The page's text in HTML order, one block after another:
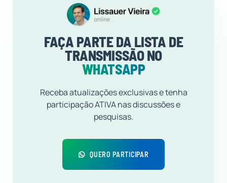
FAÇA PARTE DA LISTA DE
TRANSMISSÃO NO
WHATSAPP
Receba atualizações exclusivas e tenha
participação ATIVA nas discussões e
pesquisas.
QUERO PARTICIPAR